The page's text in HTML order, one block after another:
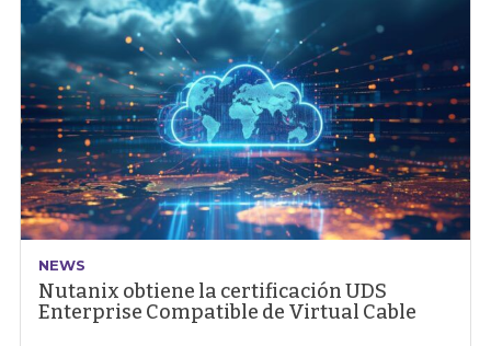
NEWS
Nutanix obtiene la certificación UDS
Enterprise Compatible de Virtual Cable